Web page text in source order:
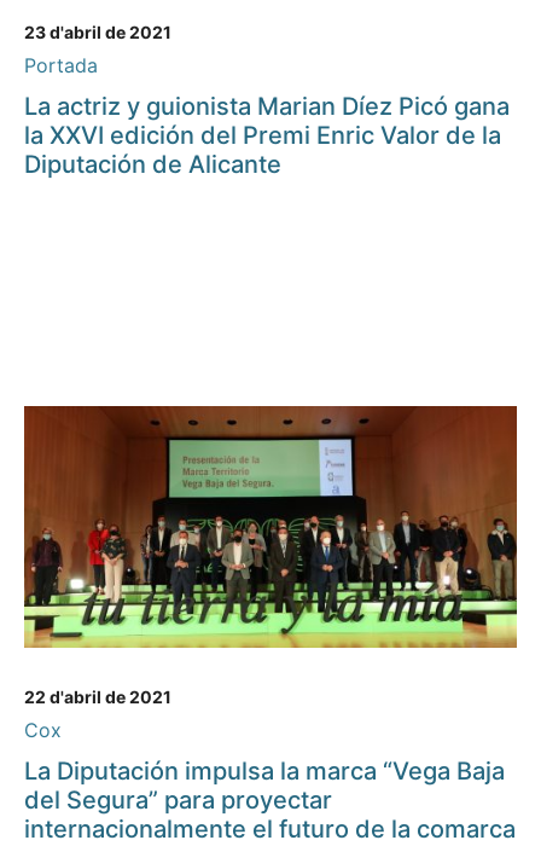
23 d'abril de 2021
Portada
La actriz y guionista Marian Díez Picó gana
la XXVI edición del Premi Enric Valor de la
Diputación de Alicante
22 d'abril de 2021
Cox
La Diputación impulsa la marca “Vega Baja
del Segura” para proyectar
internacionalmente el futuro de la comarca